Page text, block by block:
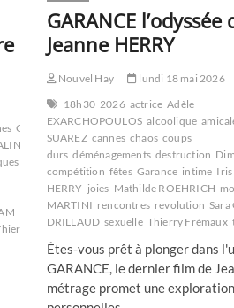
Claire
Eye
Patrick
Tiphaine
GARANCE
Jeanne HERRY
Nouvel Hay
lundi 18 mai 2026
18h30 2026 actrice Adèle
EXARCHOPOULOS alcoolique
SUAREZ cannes chaos coups
durs déménagements destruction
compétition fêtes Garance intime
HERRY joies Mathilde ROEHRICH
MARTINI rencontres revolution Sara
DRILLAUD sexuelle Thierry Frémaux
Êtes-vous prêt à plonger dans
GARANCE, le dernier film de
métrage promet une